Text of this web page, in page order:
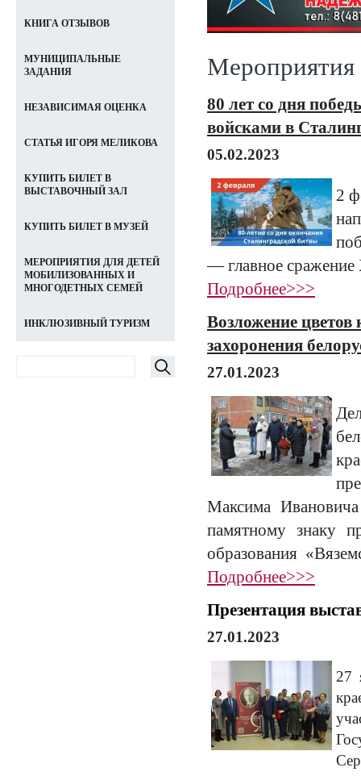
Мероприятия
80 лет со дня
войсками в
05.02.2023
2
— главное
Подробнее>>>
Возложение цветов
захоронения
27.01.2023
Максима
памятному знаку
образования
Подробнее>>>
Презентация
27.01.2023
27
КНИГА ОТЗЫВОВ
МУНИЦИПАЛЬНЫЕ
ЗАДАНИЯ
НЕЗАВИСИМАЯ ОЦЕНКА
СТАТЬЯ ИГОРЯ МЕЛИКОВА
КУПИТЬ БИЛЕТ В
ВЫСТАВОЧНЫЙ ЗАЛ
КУПИТЬ БИЛЕТ В МУЗЕЙ
МЕРОПРИЯТИЯ ДЛЯ ДЕТЕЙ
МОБИЛИЗОВАННЫХ И
МНОГОДЕТНЫХ СЕМЕЙ
ИНКЛЮЗИВНЫЙ ТУРИЗМ